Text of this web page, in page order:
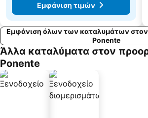
Εμφάνιση τιμών
Εμφάνιση όλων των καταλυμάτων στον
Ponente
Άλλα καταλύματα στον
Ponente